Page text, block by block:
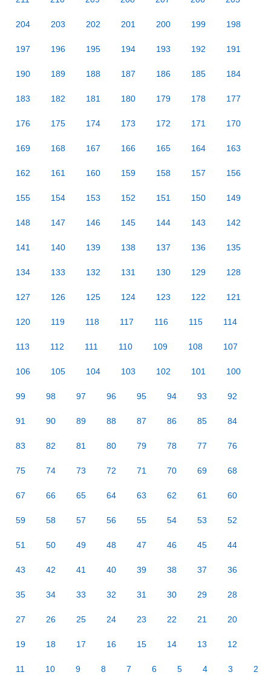
204 203 202 201 200 199 198
197 196 195 194 193 192 191
190 189 188 187 186 185 184
183 182 181 180 179 178 177
176 175 174 173 172 171 170
169 168 167 166 165 164 163
162 161 160 159 158 157 156
155 154 153 152 151 150 149
148 147 146 145 144 143 142
141 140 139 138 137 136 135
134 133 132 131 130 129 128
127 126 125 124 123 122 121
120 119 118 117 116 115 114
113 112 111 110 109 108 107
106 105 104 103 102 101 100
99 98 97 96 95 94 93 92
91 90 89 88 87 86 85 84
83 82 81 80 79 78 77 76
75 74 73 72 71 70 69 68
67 66 65 64 63 62 61 60
59 58 57 56 55 54 53 52
51 50 49 48 47 46 45 44
43 42 41 40 39 38 37 36
35 34 33 32 31 30 29 28
27 26 25 24 23 22 21 20
19 18 17 16 15 14 13 12
11 10 9 8 7 6 5 4 3
2